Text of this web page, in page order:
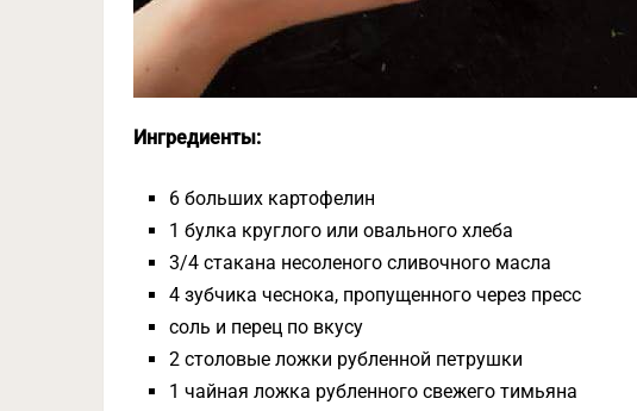
Ингредиенты:
6 больших картофелин
1 булка круглого или овального хлеба
3/4 стакана несоленого сливочного масла
4 зубчика чеснока, пропущенного через пресс
соль и перец по вкусу
2 столовые ложки рубленной петрушки
1 чайная ложка рубленного свежего тимьяна